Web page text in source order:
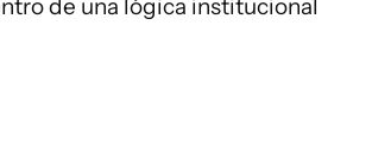
de una lógica institucional